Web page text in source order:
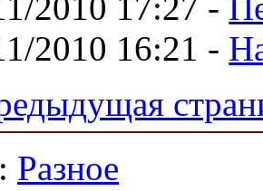
2010 16:21 -
Разное